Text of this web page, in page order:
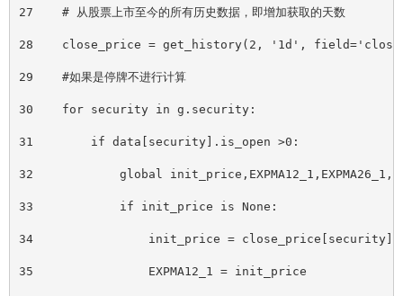
27    # 从股票上市至今的所有历史数据，即增加获取的天数
28    close_price = get_history(2, '1d',
29    #如果是停牌不进行计算
30    for security in g.security:
31        if data security].is_open >0:
32            global
33            if init_price is None:
34                init_price = close_price
35                EXPMA12_1 = init_price